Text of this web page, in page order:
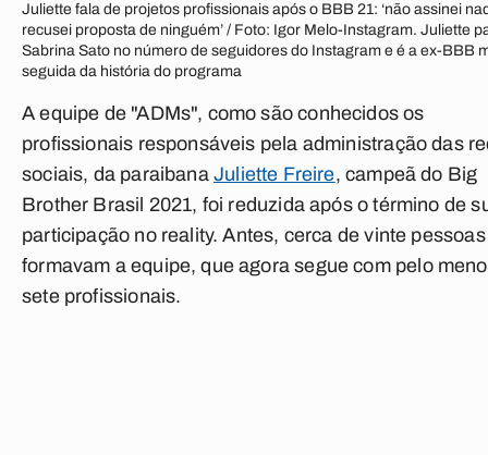
Juliette fala de projetos profissionais após o BBB 21: ‘não assinei
recusei proposta de ninguém’ / Foto: Igor Melo-Instagram. Juliette
Sabrina Sato no número de seguidores do Instagram e é a ex-BBB
seguida da história do programa
A equipe de "ADMs", como são conhecidos os
profissionais responsáveis pela administração das
sociais, da paraibana Juliette Freire, campeã do Big
Brother Brasil 2021, foi reduzida após o término de
participação no reality. Antes, cerca de vinte pessoas
formavam a equipe, que agora segue com pelo
sete profissionais.